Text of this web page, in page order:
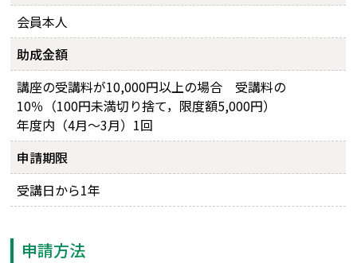
会員本人
助成金額
講座の受講料が10,000円以上の場合 受講料の
10％（100円未満切り捨て，限度額5,000円）
年度内（4月～3月）1回
申請期限
受講日から1年
申請方法